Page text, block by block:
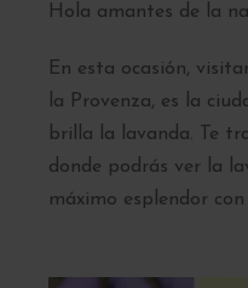
Hola amantes de la
En esta ocasión,
la Provenza, es la
brilla la lavanda. Te
donde podrás ver la
máximo esplendor